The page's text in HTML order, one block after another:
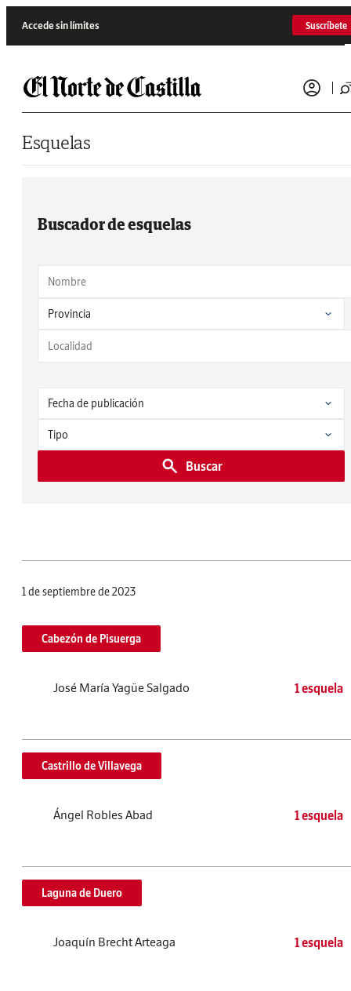
Accede sin límites Suscríbete
Esquelas
Buscador de esquelas
Buscar
1 de septiembre de 2023
Cabezón de Pisuerga
José María Yagüe Salgado 1 esquela
Castrillo de Villavega
Ángel Robles Abad 1 esquela
Laguna de Duero
Joaquín Brecht Arteaga 1 esquela